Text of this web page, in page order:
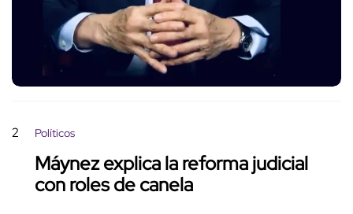
2 Políticos
Máynez explica la reforma judicial
con roles de canela